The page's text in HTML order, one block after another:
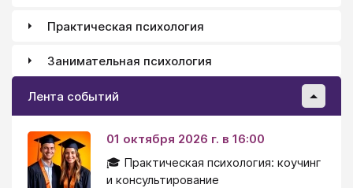
Практическая психология
Занимательная психология
Лента событий
01 октября 2026 г. в 16:00
🎓 Практическая психология: коучинг
и консультирование